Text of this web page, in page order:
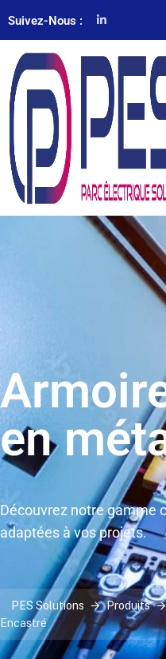
Suivez-Nous :
en
Découvrez notre gamme
adaptées à vos projets.
PES Solutions Produits
Encastré